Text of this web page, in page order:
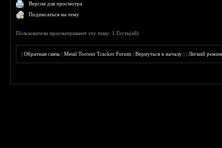
Версия для просмотра
Подписаться на тему
Пользователи просматривают эту тему: 1 Гость(ей)
|Обратная связь |Metal Torrent Tracker Forum |Вернуться к началу ||Лёгкий